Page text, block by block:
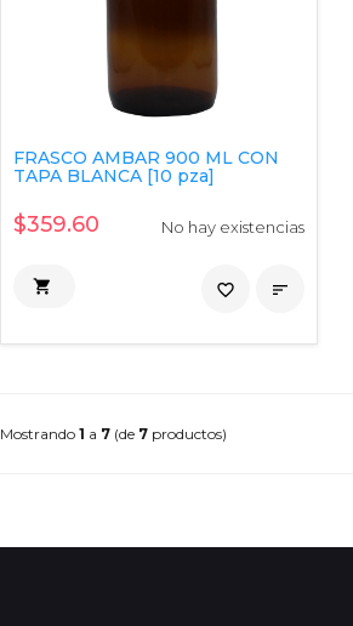
FRASCO AMBAR 900 ML CON
TAPA BLANCA [10 pza]
$359.60 No hay existencias
 
favorite_border
Mostrando 1 a 7(de 7productos)